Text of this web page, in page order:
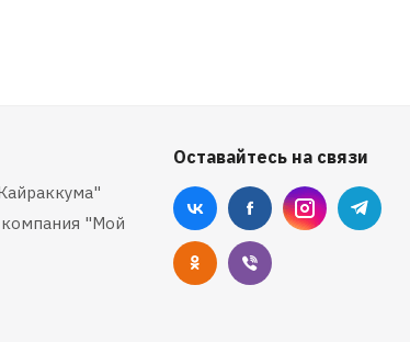
"Мой
Оставайтесь на связи